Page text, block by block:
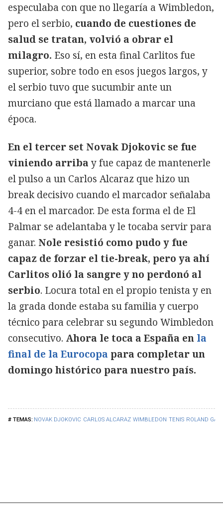
NOVAK DJOKOVIC CARLOS ALCARAZ WIMBLEDON TENIS ROLAND
especulaba con que no llegaría a Wimbledon,
pero el serbio, cuando de cuestiones de
salud se tratan, volvió a obrar el
milagro. Eso sí, en esta final Carlitos fue
superior, sobre todo en esos juegos largos, y
el serbio tuvo que sucumbir ante un
murciano que está llamado a marcar una
época.
En el tercer set Novak Djokovic se fue
viniendo arriba y fue capaz de mantenerle
el pulso a un Carlos Alcaraz que hizo un
break decisivo cuando el marcador señalaba
4-4 en el marcador. De esta forma el de El
Palmar se adelantaba y le tocaba servir para
ganar. Nole resistió como pudo y fue
capaz de forzar el tie-break, pero ya ahí
Carlitos olió la sangre y no perdonó al
serbio. Locura total en el propio tenista y en
la grada donde estaba su familia y cuerpo
técnico para celebrar su segundo Wimbledon
consecutivo. Ahora le toca a España en la
final de la Eurocopa para completar un
domingo histórico para nuestro país.